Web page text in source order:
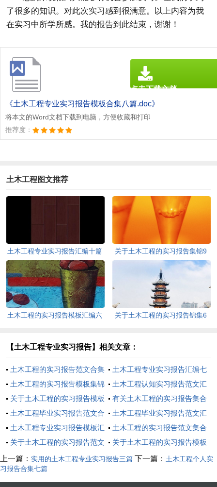
了很多的知识。对此次实习感到很满意。以上内容为我
在实习中所学所感。我的报告到此结束，谢谢！
《土木工程专业实习报告模板合集八篇.doc》
将本文的Word文档下载到电脑，方便收藏和打印
推荐度：
点击下载文档
文档为doc格式
土木工程图文推荐
土木工程专业实习报告汇编十篇
关于土木工程的实习报告集锦9
土木工程的实习报告模板汇编六
关于土木工程的实习报告锦集6
【土木工程专业实习报告】相关文章：
土木工程的实习报告范文合集
8篇
土木工程专业实习报告汇编七
篇
土木工程的实习报告模板集锦
9篇
土木工程认知实习报告范文汇
编六篇
关于土木工程的实习报告模板
集锦八篇
有关土木工程的实习报告集合
8篇
土木工程毕业实习报告范文合
集九篇
土木工程毕业实习报告范文汇
编6篇
土木工程专业实习报告模板汇
总七篇
土木工程的实习报告范文集合
5篇
关于土木工程的实习报告范文
合集6篇
关于土木工程的实习报告模板
汇编6篇
上一篇： 实用的土木工程专业实习报告三篇 下一篇： 土木工程个人实
习报告合集七篇